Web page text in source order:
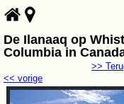
De Ilanaaq op
Columbia in
<< vorige
>>